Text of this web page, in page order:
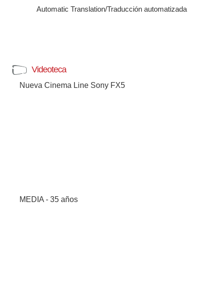
Automatic Translation/Traducción automatizada
Videoteca
Nueva Cinema Line Sony FX5
MEDIA - 35 años